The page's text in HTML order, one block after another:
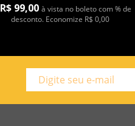
R$ 99,00 à vista no boleto com % de
desconto. Economize R$ 0,00